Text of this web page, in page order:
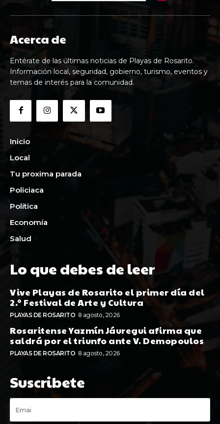
Acerca de
Entérate de las últimas noticias de Playas de Rosarito.
Información local, seguridad, gobierno, turismo, eventos y
temas de interés para la comunidad.
Inicio
Local
Tu proxima parada
Policiaca
Política
Economía
Salud
Lo que debes de leer
Vive Playas de Rosarito el primer día del
2.º Festival de Arte y Cultura
PLAYAS DE ROSARITO 8 agosto, 2026
Rosaritense Yazmín Jáuregui afirma que
saldrá por el triunfo ante V. Demopoulos
PLAYAS DE ROSARITO 8 agosto, 2026
Suscribete